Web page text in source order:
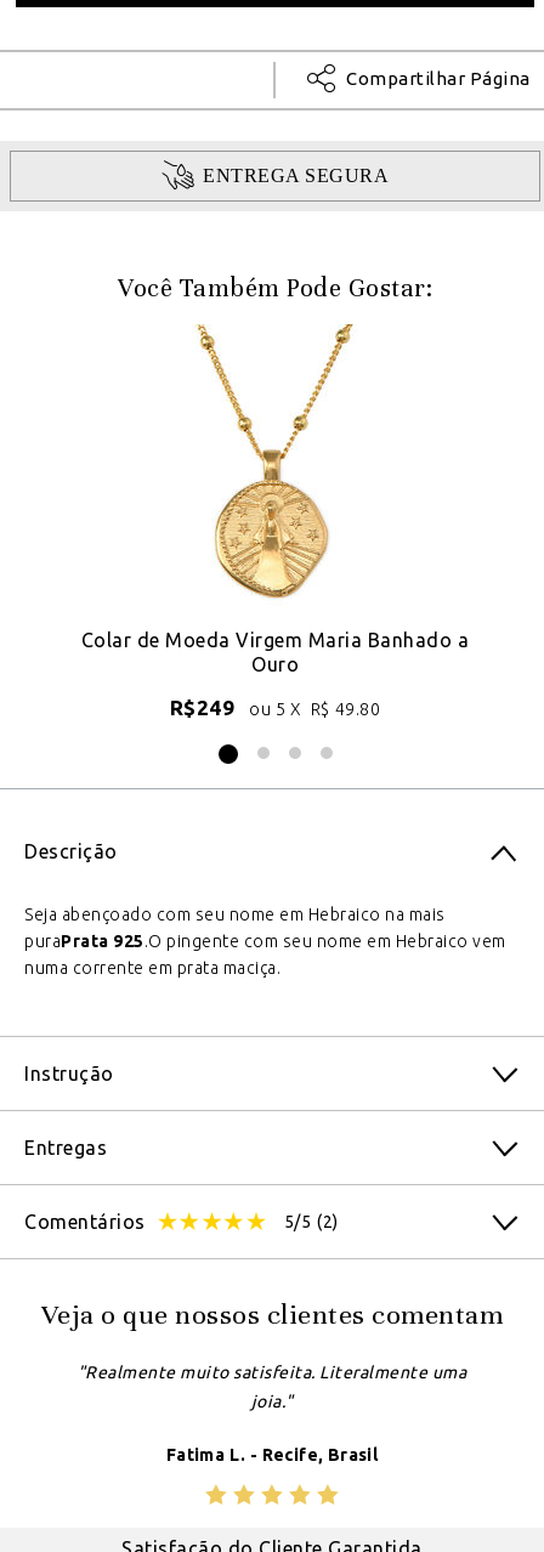
Compartilhar Página
ENTREGA SEGURA
Você Também Pode Gostar:
Colar de Moeda Virgem Maria Banhado a
Ouro
R$249 ou 5 X R$ 49.80
Descrição
Seja abençoado com seu nome em Hebraico na mais
puraPrata 925.O pingente com seu nome em Hebraico vem
numa corrente em prata maciça.
Instrução
Entregas
Comentários 5/5 (2)
Veja o que nossos clientes comentam
"Realmente muito satisfeita. Literalmente uma
joia."
Fatima L. - Recife, Brasil